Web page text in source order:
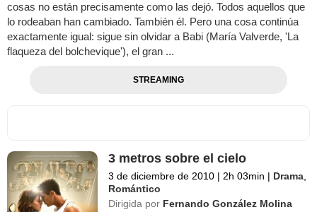
cosas no están precisamente como las dejó. Todos aquellos que
lo rodeaban han cambiado. También él. Pero una cosa continúa
exactamente igual: sigue sin olvidar a Babi (María Valverde, 'La
flaqueza del bolchevique'), el gran ...
STREAMING
3 metros sobre el cielo
3 de diciembre de 2010 | 2h 03min | Drama,
Romántico
Dirigida por Fernando González Molina